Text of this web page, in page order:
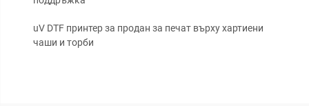
uV DTF принтер за продан за печат върху хартиени
чаши и торби